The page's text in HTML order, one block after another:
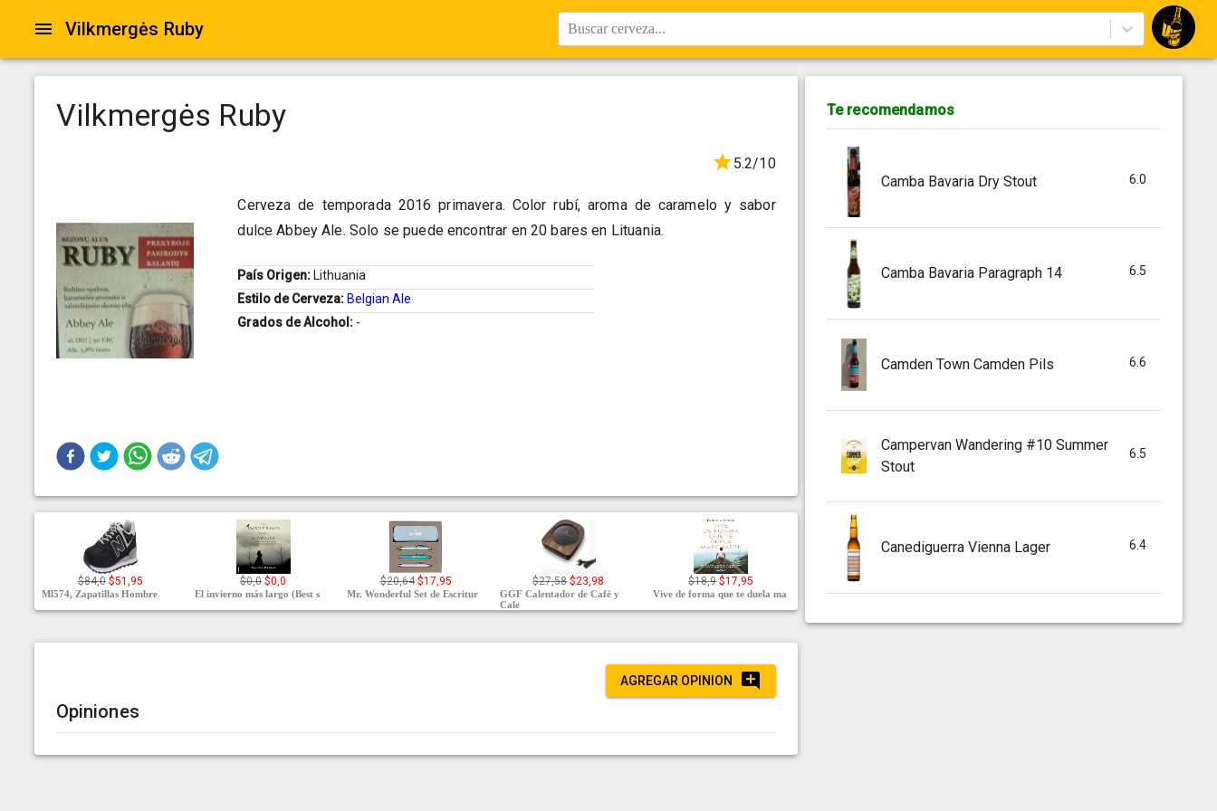
Vilkmergės Ruby Buscar cerveza...
Vilkmergės Ruby
5.2/10
Cerveza de temporada 2016 primavera. Color rubí, aroma de caramelo y sabor
dulce Abbey Ale. Solo se puede encontrar en 20 bares en Lituania.
País Origen: Lithuania
Estilo de Cerveza: Belgian Ale
Grados de Alcohol: -
$84,0 $51,95
Ml574, Zapatillas Hombre
$0,0 $0,0
El invierno más largo (Best s
$20,64 $17,95
Mr. Wonderful Set de Escritur
$27,58 $23,98
GGF Calentador de Café y
Cale
$18,9 $17,95
Vive de forma que te duela ma
AGREGAR OPINION
Opiniones
Te recomendamos
Camba Bavaria Dry Stout 6.0
Camba Bavaria Paragraph 14 6.5
Camden Town Camden Pils 6.6
Campervan Wandering #10 Summer
Stout
6.5
Canediguerra Vienna Lager 6.4